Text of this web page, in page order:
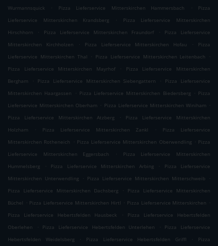
Wurmannsquick
. Pizza Lieferservice Mitterskirchen Hammersbach .
Pizza
Lieferservice Mitterskirchen Krandsberg
.
Pizza Lieferservice Mitterskirchen
Hirschhorn
. Pizza Lieferservice Mitterskirchen Fraundorf .
Pizza Lieferservice
Mitterskirchen Kirchholzen
. Pizza Lieferservice Mitterskirchen Hofau .
Pizza
Lieferservice Mitterskirchen Thal
. Pizza Lieferservice Mitterskirchen Leitenbach
.
Pizza Lieferservice Mitterskirchen Mayrhof
.
Pizza Lieferservice Mitterskirchen
Bergham
. Pizza Lieferservice Mitterskirchen Siebengattern .
Pizza Lieferservice
Mitterskirchen Haargassen
. Pizza Lieferservice Mitterskirchen Biedersberg . Pizza
Lieferservice Mitterskirchen Oberham . Pizza Lieferservice Mitterskirchen Winiham .
Pizza Lieferservice Mitterskirchen Atzberg
.
Pizza Lieferservice Mitterskirchen
Holzham
. Pizza Lieferservice Mitterskirchen Zankl .
Pizza Lieferservice
Mitterskirchen Rotheneich
. Pizza Lieferservice Mitterskirchen Oberwendling . Pizza
Lieferservice Mitterskirchen Eggersbach
.
Pizza Lieferservice Mitterskirchen
Hummelsberg
. Pizza Lieferservice Mitterskirchen Arbing .
Pizza Lieferservice
Mitterskirchen Unterwendling
. Pizza Lieferservice Mitterskirchen Mitterschweib
.
Pizza Lieferservice Mitterskirchen Dachsberg
.
Pizza Lieferservice Mitterskirchen
Büchel . Pizza Lieferservice Mitterskirchen Hirtl . Pizza Lieferservice Mitterskirchen .
Pizza Lieferservice Hebertsfelden Hausbeck
.
Pizza Lieferservice Hebertsfelden
Oberlehen
. Pizza Lieferservice Hebertsfelden Unterlehen .
Pizza Lieferservice
Hebertsfelden Weidelsberg
. Pizza Lieferservice Hebertsfelden Griffl .
Pizza